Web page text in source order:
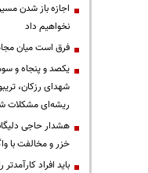
اجازه باز شدن
نخواهیم داد
فرق است میان
یکصد و پنجاه و
شهدای رزکان،
ریشه‌ای مشکلات
هشدار حاجی
خزر و مخالفت با
باید افراد